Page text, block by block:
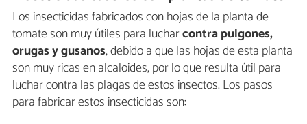
Los insecticidas fabricados con hojas de la planta de
tomate son muy útiles para lucharcontra pulgones,
orugas y gusanos, debido a que las hojas de esta planta
son muy ricas en alcaloides, por lo que resulta útil para
luchar contra las plagas de estos insectos. Los pasos
para fabricar estos insecticidas son: